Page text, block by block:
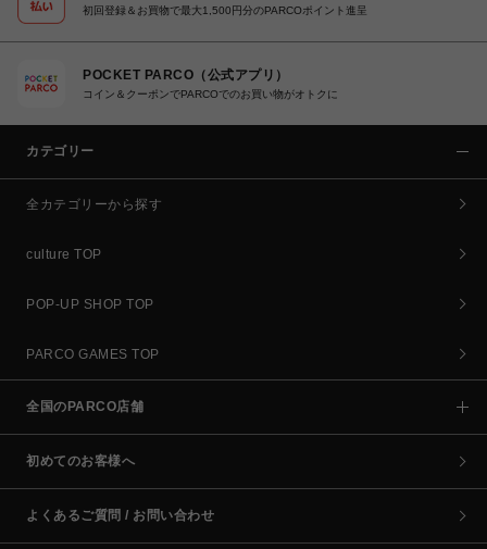
初回登録＆お買物で最大1,500円分のPARCOポイント進呈
POCKET PARCO（公式アプリ）
コイン＆クーポンでPARCOでのお買い物がオトクに
カテゴリー
全カテゴリーから探す
culture TOP
POP-UP SHOP TOP
PARCO GAMES TOP
全国のPARCO店舗
初めてのお客様へ
よくあるご質問 / お問い合わせ